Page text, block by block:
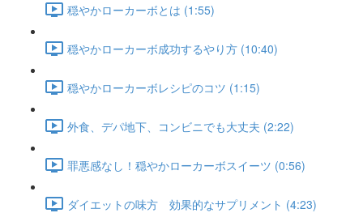
穏やかローカーボとは (1:55)
穏やかローカーボ成功するやり方 (10:40)
穏やかローカーボレシピのコツ (1:15)
外食、デパ地下、コンビニでも大丈夫 (2:22)
罪悪感なし！穏やかローカーボスイーツ (0:56)
ダイエットの味方 効果的なサプリメント (4:23)